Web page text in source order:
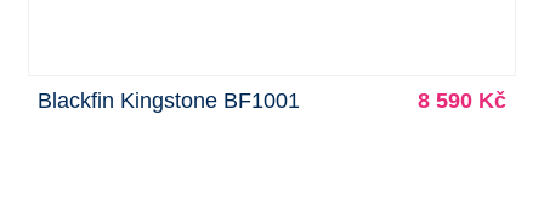
Blackfin Kingstone BF1001 8 590 Kč